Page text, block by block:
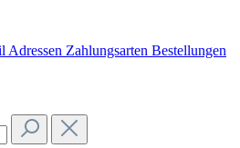
Adressen Zahlungsarten Bestellungen